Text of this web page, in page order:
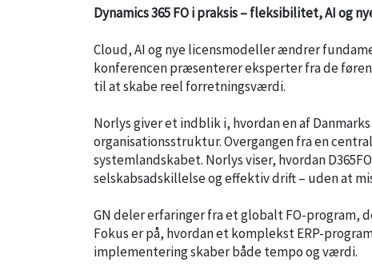
Dynamics 365 FO i praksis – fleksibilitet, AI og
Cloud, AI og nye licensmodeller ændrer
konferencen præsenterer eksperter fra de
til at skabe reel forretningsværdi.
Norlys giver et indblik i, hvordan en af
organisationsstruktur. Overgangen fra en
systemlandskabet. Norlys viser, hvordan
selskabsadskillelse og effektiv drift – uden at
GN deler erfaringer fra et globalt FO-program,
Fokus er på, hvordan et komplekst ERP-
implementering skaber både tempo og værdi.